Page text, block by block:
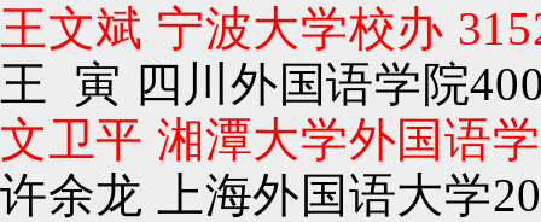
王文斌 宁波大学校办
王 寅 四川外国语学院
文卫平 湘潭大学外国语
许余龙 上海外国语大学